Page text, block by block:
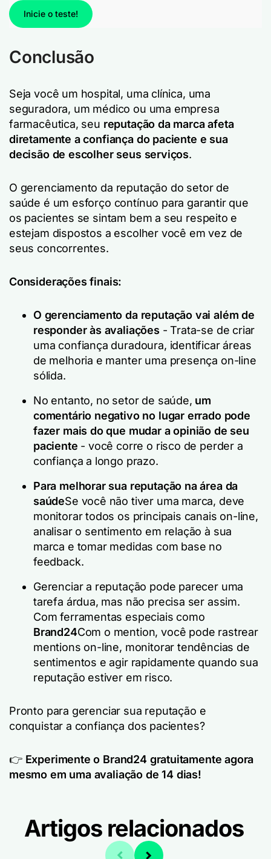
Inicie o teste!
Conclusão
Seja você um hospital, uma clínica, uma
seguradora, um médico ou uma empresa
farmacêutica, seu reputação da marca afeta
diretamente a confiança do paciente e sua
decisão de escolher seus serviços.
O gerenciamento da reputação do setor de
saúde é um esforço contínuo para garantir que
os pacientes se sintam bem a seu respeito e
estejam dispostos a escolher você em vez de
seus concorrentes.
Considerações finais:
O gerenciamento da reputação vai além de
responder às avaliações - Trata-se de criar
uma confiança duradoura, identificar áreas
de melhoria e manter uma presença on-line
sólida.
No entanto, no setor de saúde, um
comentário negativo no lugar errado pode
fazer mais do que mudar a opinião de seu
paciente - você corre o risco de perder a
confiança a longo prazo.
Para melhorar sua reputação na área da
saúdeSe você não tiver uma marca, deve
monitorar todos os principais canais on-line,
analisar o sentimento em relação à sua
marca e tomar medidas com base no
feedback.
Gerenciar a reputação pode parecer uma
tarefa árdua, mas não precisa ser assim.
Com ferramentas especiais como
Brand24Com o mention, você pode rastrear
mentions on-line, monitorar tendências de
sentimentos e agir rapidamente quando sua
reputação estiver em risco.
Pronto para gerenciar sua reputação e
conquistar a confiança dos pacientes?
👉 Experimente o Brand24 gratuitamente agora
mesmo em uma avaliação de 14 dias!
Artigos relacionados